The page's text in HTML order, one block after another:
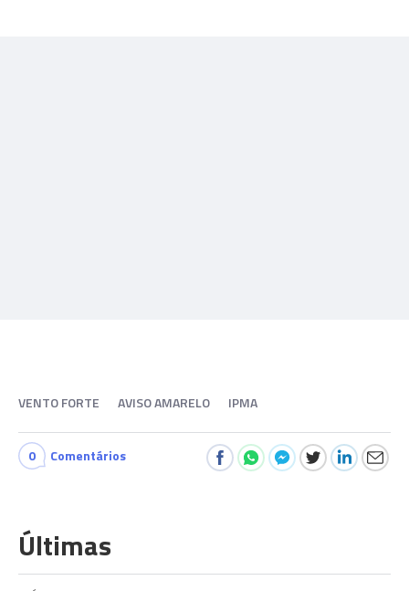
VENTO FORTE AVISO AMARELO IPMA
0 Comentários
Últimas